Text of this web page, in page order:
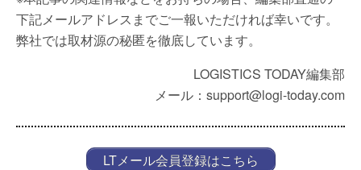
下記メールアドレスまでご一報いただければ幸いです。
弊社では取材源の秘匿を徹底しています。
LOGISTICS TODAY編集部
メール：support@logi-today.com
LTメール会員登録はこちら